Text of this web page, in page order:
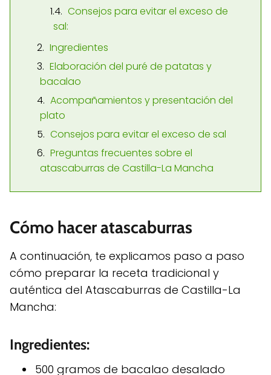
Consejos para evitar el exceso de
sal:
Ingredientes
Elaboración del puré de patatas y
bacalao
Acompañamientos y presentación del
plato
Consejos para evitar el exceso de sal
Preguntas frecuentes sobre el
atascaburras de Castilla-La Mancha
Cómo hacer atascaburras
A continuación, te explicamos paso a paso
cómo preparar la receta tradicional y
auténtica del Atascaburras de Castilla-La
Mancha:
Ingredientes:
500 gramos de bacalao desalado